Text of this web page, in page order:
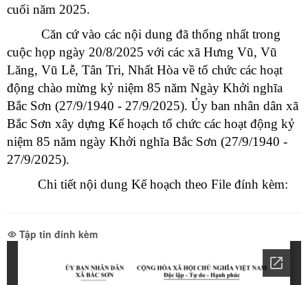
cuối năm 2025.
Căn cứ vào các nội dung đã thống nhất trong
cuộc họp ngày 20/8/2025 với các xã Hưng Vũ, Vũ
Lăng, Vũ Lễ, Tân Tri, Nhất Hòa về tổ chức các hoạt
động chào mừng kỷ niệm 85 năm Ngày Khởi nghĩa
Bắc Sơn (27/9/1940 - 27/9/2025). Ủy ban nhân dân xã
Bắc Sơn xây dựng Kế hoạch tổ chức các hoạt động kỷ
niệm 85 năm ngày Khởi nghĩa Bắc Sơn (27/9/1940 -
27/9/2025).
Chi tiết nội dung Kế hoạch theo File đính kèm:
Tập tin đính kèm